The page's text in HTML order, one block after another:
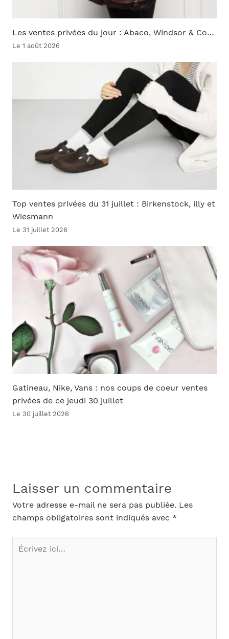
Les ventes privées du jour : Abaco, Windsor & Co…
Le 1 août 2026
Top ventes privées du 31 juillet : Birkenstock, illy et
Wiesmann
Le 31 juillet 2026
Gatineau, Nike, Vans : nos coups de coeur ventes
privées de ce jeudi 30 juillet
Le 30 juillet 2026
Laisser un commentaire
Votre adresse e-mail ne sera pas publiée. Les
champs obligatoires sont indiqués avec *
Écrivez